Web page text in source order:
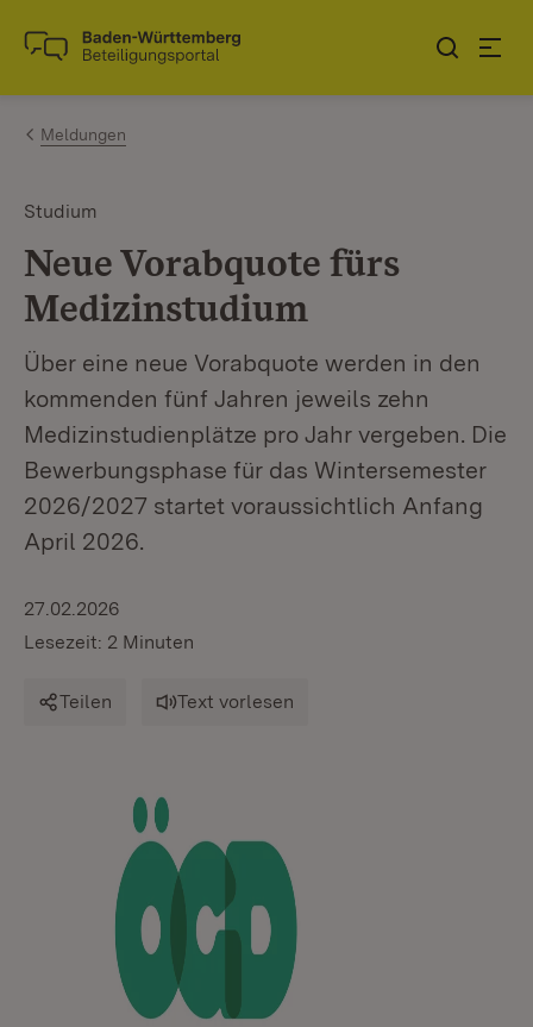
Zum Inhalt springen
Link zur Startseite
Meldungen
Studium
Neue Vorabquote fürs
Medizinstudium
Über eine neue Vorabquote werden in den
kommenden fünf Jahren jeweils zehn
Medizinstudienplätze pro Jahr vergeben. Die
Bewerbungsphase für das Wintersemester
2026/2027 startet voraussichtlich Anfang
April 2026.
27.02.2026
Lesezeit: 2 Minuten
Teilen Text vorlesen